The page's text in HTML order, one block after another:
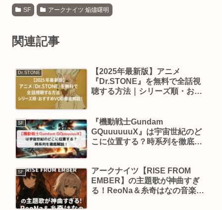
SF アークナイツ 焔燼曙明
関連記事
Dr.STONE
【2025年最新版】アニメ
『Dr.STONE』を無料で全話視
聴する方法｜シリーズ順・おす
SF
『機動戦士Gundam
GQuuuuuuX』は宇宙世紀のど
こに位置する？時系列を徹底解
SF
アークナイツ【RISE FROM
EMBER】の主題歌が神曲すぎ
る！ReoNa＆糸奇はなの音楽に